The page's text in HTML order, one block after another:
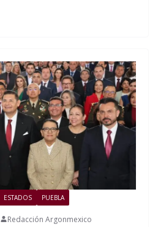
ESTADOS PUEBLA
Redacción Argonmexico